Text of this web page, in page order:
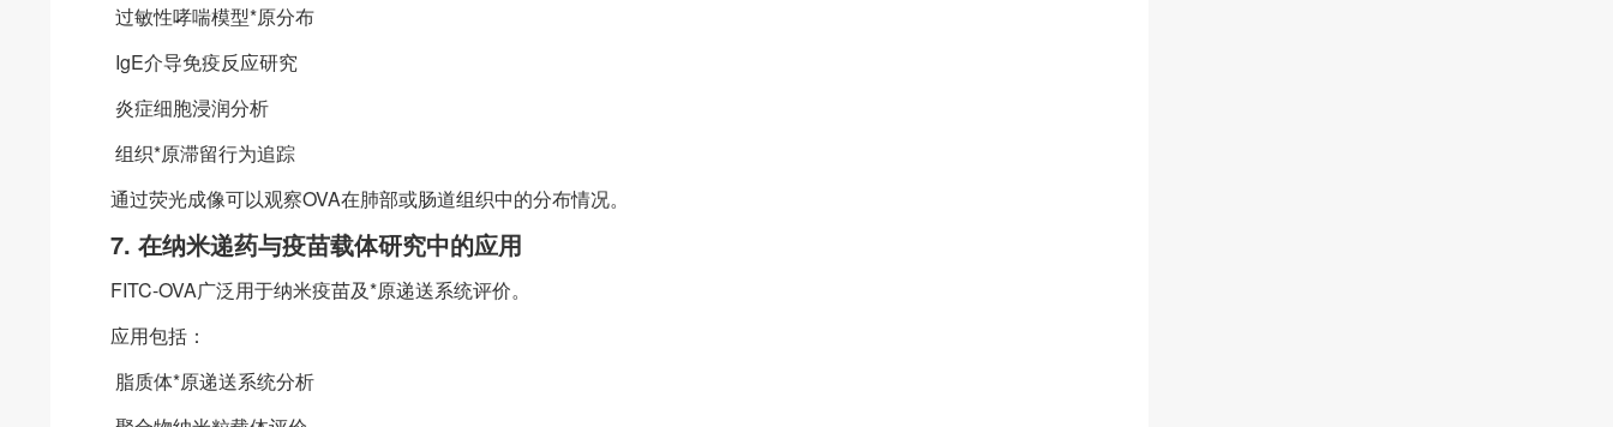
过敏性哮喘模型*原分布
IgE介导免疫反应研究
炎症细胞浸润分析
组织*原滞留行为追踪
通过荧光成像可以观察OVA在肺部或肠道组织中的分布情况。
7. 在纳米递药与疫苗载体研究中的应用
FITC-OVA广泛用于纳米疫苗及*原递送系统评价。
应用包括：
脂质体*原递送系统分析